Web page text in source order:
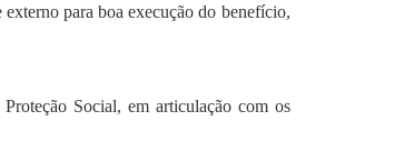
para boa execução do benefício,
Social, em articulação com os